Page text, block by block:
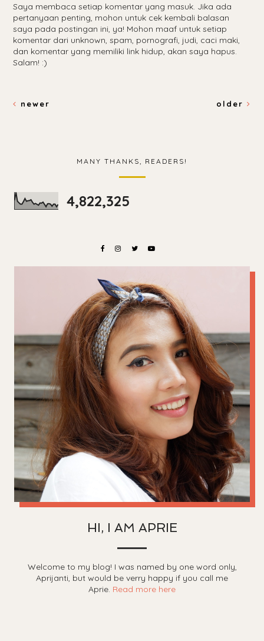
Saya membaca setiap komentar yang masuk. Jika ada
pertanyaan penting, mohon untuk cek kembali balasan
saya pada postingan ini, ya! Mohon maaf untuk setiap
komentar dari unknown, spam, pornografi, judi, caci maki,
dan komentar yang memiliki link hidup, akan saya hapus.
Salam! :)
newer older
MANY THANKS, READERS!
4,822,325
HI, I AM APRIE
Welcome to my blog! I was named by one word only,
Aprijanti, but would be verry happy if you call me
Aprie. Read more here